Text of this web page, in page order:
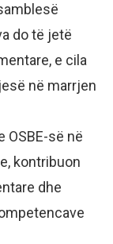
do të jetë
e cila
në marrjen
OSBE-së në
kontribuon
dhe